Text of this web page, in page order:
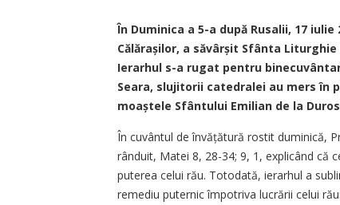
În Duminica a 5-a după Rusalii, 17
Călărașilor, a săvârșit Sfânta
Ierarhul s-a rugat pentru
Seara, slujitorii catedralei au mers în
moaștele Sfântului Emilian de la
În cuvântul de învățătură rostit duminică,
rânduit, Matei 8, 28-34; 9, 1, explicând că
puterea celui rău. Totodată, ierarhul a
remediu puternic împotriva lucrării celui